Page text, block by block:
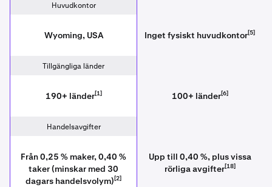
Huvudkontor
Wyoming, USA Inget fysiskt huvudkontor[5]
Tillgängliga länder
190+ länder[1] 100+ länder[6]
Handelsavgifter
Från 0,25 % maker, 0,40 %
taker (minskar med 30
dagars handelsvolym)[2]
Upp till 0,40 %, plus vissa
rörliga avgifter[18]